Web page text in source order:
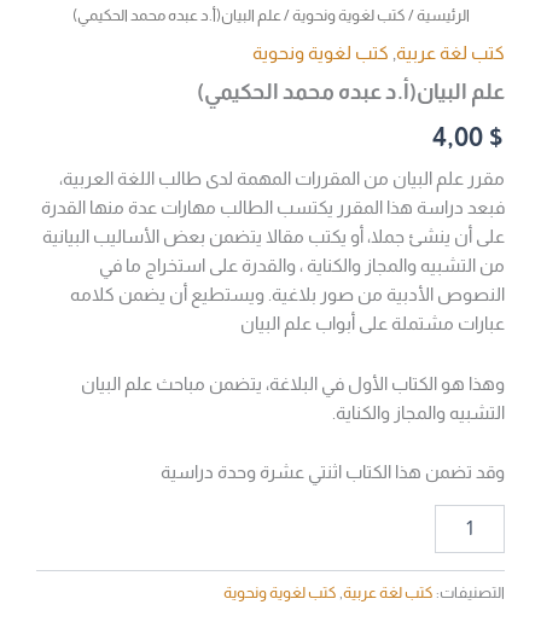
الرئيسية/ كتب لغوية ونحوية/ علم البيان(أ.د عبده محمد الحكيمي)
كتب لغة عربية كتب لغوية ونحوية
علم البيان(أ.د عبده محمد الحكيمي)
4,00 $
مقرر علم البيان من المقررات المهمة لدى طالب اللغة العربية،
فبعد دراسة هذا المقرر يكتسب الطالب مهارات عدة منها القدرة
على أن ينشئ جملا، أو يكتب مقالا يتضمن بعض الأساليب البيانية
من التشبيه والمجاز والكناية ، والقدرة على استخراج ما في
النصوص الأدبية من صور بلاغية. ويستطيع أن يضمن كلامه
عبارات مشتملة على أبواب علم البيان
وهذا هو الكتاب الأول في البلاغة، يتضمن مباحث علم البيان
التشبيه والمجاز والكناية.
وقد تضمن هذا الكتاب اثنتي عشرة وحدة دراسية
التصنيفات: كتب لغة عربية كتب لغوية ونحوية